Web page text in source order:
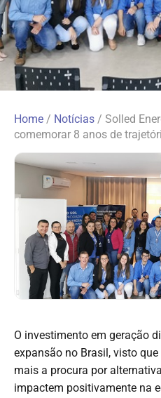
Home / Notícias / Solled
comemorar 8 anos de
O investimento em geração
expansão no Brasil, visto
mais a procura por
impactem positivamente na